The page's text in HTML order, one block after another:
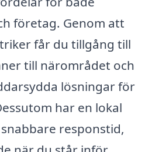
företag. Genom att
får du tillgång till
till närområdet och
lösningar för
har en lokal
responstid,